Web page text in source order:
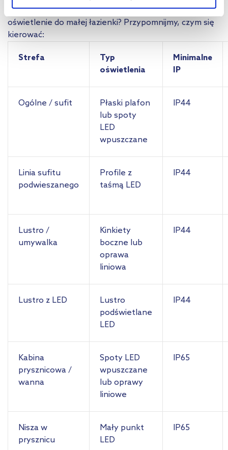
Aby uzyskać więcej informacji na temat plików plików cookie,
kliknij „Ustawienia plików cookie”.
przejdź do zakładek „Informacje o plikach cookie”.
funkcjonalną i estetyczną całość. Jak wybrać
oświetlenie do małej łazienki? Przypomnijmy, czym się
kierować:
Strefa
Typ
oświetlenia
Minimalne
IP
Ogólne / sufit
Płaski plafon
lub spoty
LED
wpuszczane
IP44
Linia sufitu
podwieszanego
Profile z
taśmą LED
IP44
Lustro /
umywalka
Kinkiety
boczne lub
oprawa
liniowa
IP44
Lustro z LED
Lustro
podświetlane
LED
IP44
Kabina
prysznicowa /
wanna
Spoty LED
wpuszczane
lub oprawy
liniowe
IP65
Nisza w
prysznicu
Mały punkt
LED
IP65